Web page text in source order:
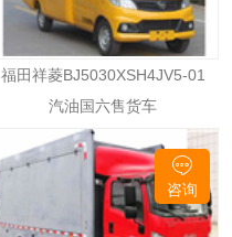
福田祥菱BJ5030XSH4JV5-01
汽油国六售货车
咨询